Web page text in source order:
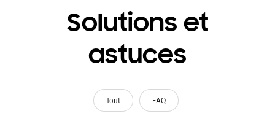
Solutions et
astuces
Tout FAQ